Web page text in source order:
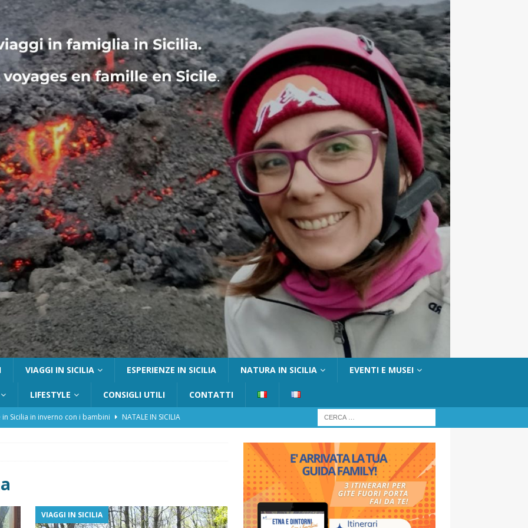
VIAGGI IN SICILIA ESPERIENZE IN SICILIA NATURA IN SICILIA EVENTI E MUSEI
LIFESTYLE CONSIGLI UTILI CONTATTI
in Sicilia in inverno con i bambini
NATALE IN SICILIA
con bambini: guida completa su come arrivare,
a Pantelleria: dammusi vista mare e resort immersi nella natura
VIAGGI IN SICILIA